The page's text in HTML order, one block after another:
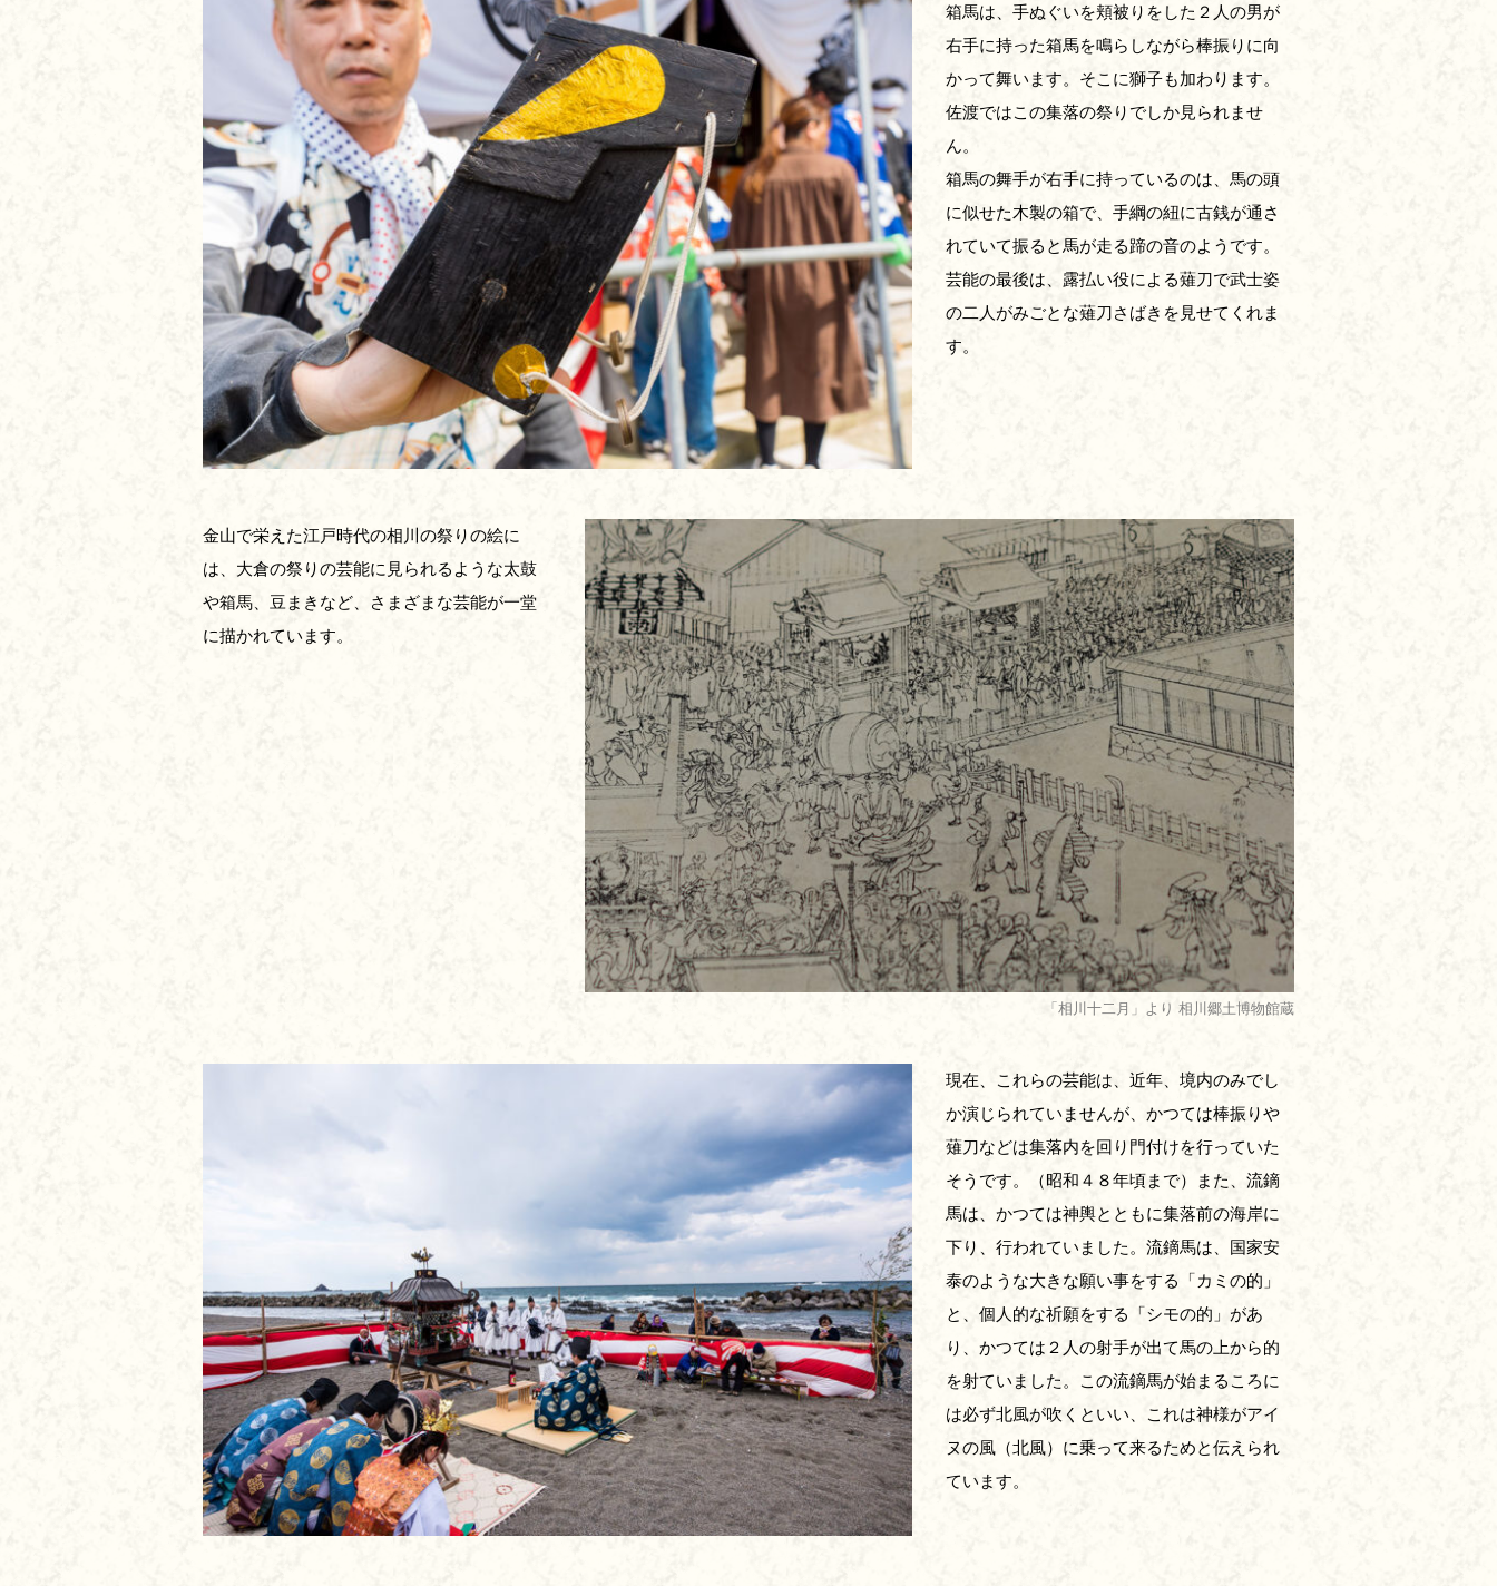
箱馬は、手ぬぐいを頬被りをした２人の男が
右手に持った箱馬を鳴らしながら棒振りに向
かって舞います。そこに獅子も加わります。
佐渡ではこの集落の祭りでしか見られませ
ん。
箱馬の舞手が右手に持っているのは、馬の頭
に似せた木製の箱で、手綱の紐に古銭が通さ
れていて振ると馬が走る蹄の音のようです。
芸能の最後は、露払い役による薙刀で武士姿
の二人がみごとな薙刀さばきを見せてくれま
す。
「相川十二月」より 相川郷土博物館蔵
金山で栄えた江戸時代の相川の祭りの絵に
は、大倉の祭りの芸能に見られるような太鼓
や箱馬、豆まきなど、さまざまな芸能が一堂
に描かれています。
現在、これらの芸能は、近年、境内のみでし
か演じられていませんが、かつては棒振りや
薙刀などは集落内を回り門付けを行っていた
そうです。（昭和４８年頃まで）また、流鏑
馬は、かつては神輿とともに集落前の海岸に
下り、行われていました。流鏑馬は、国家安
泰のような大きな願い事をする「カミの的」
と、個人的な祈願をする「シモの的」があ
り、かつては２人の射手が出て馬の上から的
を射ていました。この流鏑馬が始まるころに
は必ず北風が吹くといい、これは神様がアイ
ヌの風（北風）に乗って来るためと伝えられ
ています。